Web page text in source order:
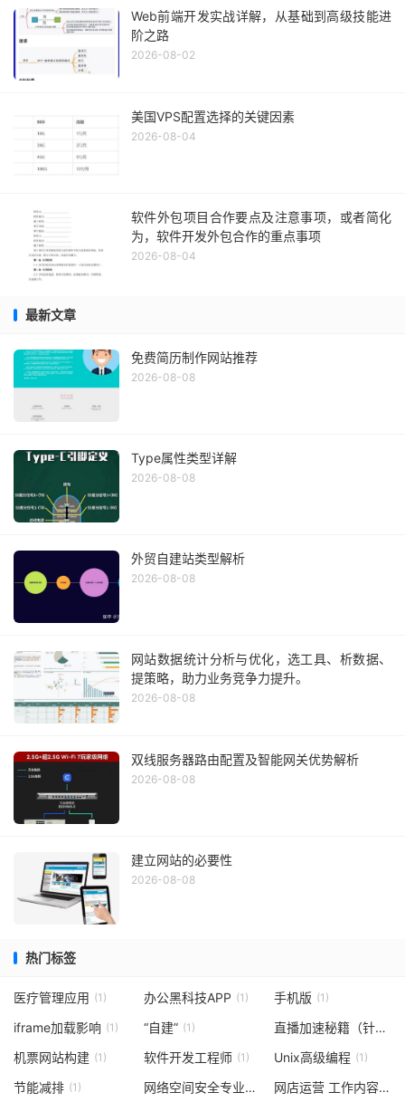
Web前端开发实战详解，从基础到高级技能进
阶之路
2026-08-02
美国VPS配置选择的关键因素
2026-08-04
软件外包项目合作要点及注意事项，或者简化
为，软件开发外包合作的重点事项
2026-08-04
最新文章
免费简历制作网站推荐
2026-08-08
Type属性类型详解
2026-08-08
外贸自建站类型解析
2026-08-08
网站数据统计分析与优化，选工具、析数据、
提策略，助力业务竞争力提升。
2026-08-08
双线服务器路由配置及智能网关优势解析
2026-08-08
建立网站的必要性
2026-08-08
热门标签
医疗管理应用 (1) 办公黑科技APP (1) 手机版 (1)
iframe加载影响 (1) “自建” (1)
直播加速秘籍（针对虎牙等直播平台）
机票网站构建 (1) 软件开发工程师 (1) Unix高级编程 (1)
节能减排 (1) 网络空间安全专业
(1) 网店运营 工作内容
(1)